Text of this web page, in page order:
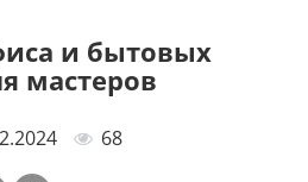
и бытовых
мастеров
68